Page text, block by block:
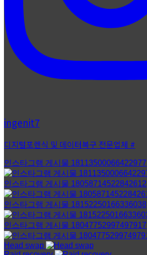
ingenit7
디지털포렌식 및 데이터복구 전문업체 #
인스타그램 게시물 18113500066422977
인스타그램 게시물 18058714522842612
인스타그램 게시물 18152250166336038
인스타그램 게시물 18047752997497917
Head swap